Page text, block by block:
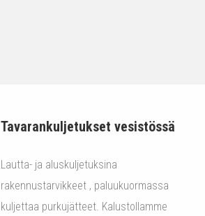
Tavarankuljetukset vesistössä
Lautta- ja aluskuljetuksina
rakennustarvikkeet , paluukuormassa
kuljettaa purkujätteet. Kalustollamme